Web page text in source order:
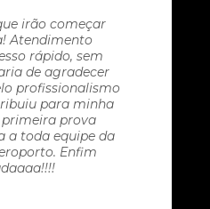
irão começar
Atendimento
rápido, sem
de agradecer
profissionalismo
para minha
prova
a toda equipe da
Enfim